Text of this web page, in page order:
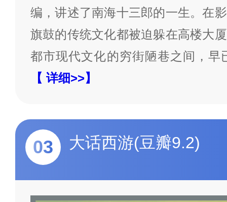
编，讲述了南海十三郎的一生。在
旗鼓的传统文化都被迫躲在高楼大
都市现代文化的穷街陋巷之间，早
【 详细>>】
03 大话西游(豆瓣9.2)